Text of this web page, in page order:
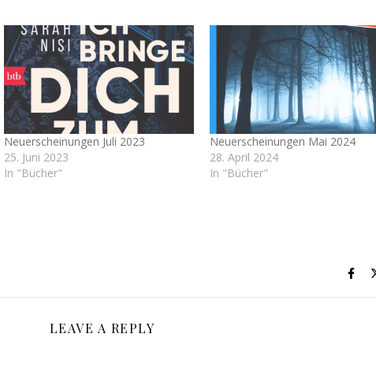
Neuerscheinungen Juli 2023
25. Juni 2023
In "Bücher"
Neuerscheinungen Mai 2024
28. April 2024
In "Bücher"
LEAVE A REPLY